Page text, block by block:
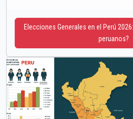
Elecciones Generales en el Perú
peruanos?